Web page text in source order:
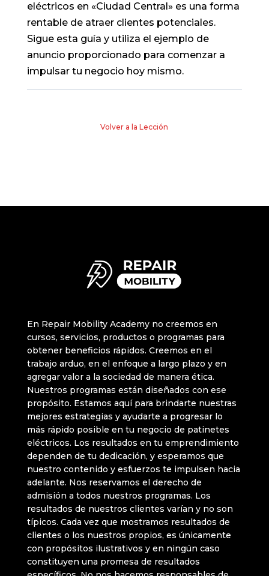
eléctricos en «Ciudad Central» es una forma
rentable de atraer clientes potenciales.
Sigue esta guía y utiliza el ejemplo de
anuncio proporcionado para comenzar a
impulsar tu negocio hoy mismo.
Volver a la Lección
En Repair Mobility Academy no creemos en
cursos, servicios, productos o programas para
obtener beneficios rápidos. Creemos en el
trabajo arduo, en el enfoque a largo plazo y en
agregar valor a la sociedad de manera ética.
Nuestros programas están diseñados con ese
propósito. Estamos aquí para brindarte nuestras
mejores estrategias y ayudarte a progresar lo
más rápido posible en tu negocio de patinetes
eléctricos. Los resultados en tu emprendimiento
dependen de tu dedicación, y esperamos que
nuestro contenido y esfuerzos te impulsen hacia
adelante. Nos reservamos el derecho de
admisión a todos nuestros programas. Los
resultados de nuestros clientes varían y no son
típicos. Cada vez que mostramos resultados de
clientes o los nuestros propios, es únicamente
con propósitos ilustrativos y en ningún caso
constituyen una promesa de resultados